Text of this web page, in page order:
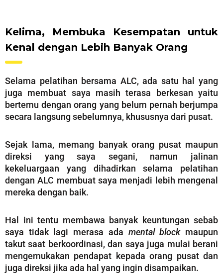
Kelima, Membuka Kesempatan untuk
Kenal dengan Lebih Banyak Orang
Selama pelatihan bersama ALC, ada satu hal yang
juga membuat saya masih terasa berkesan yaitu
bertemu dengan orang yang belum pernah berjumpa
secara langsung sebelumnya, khususnya dari pusat.
Sejak lama, memang banyak orang pusat maupun
direksi yang saya segani, namun jalinan
kekeluargaan yang dihadirkan selama pelatihan
dengan ALC membuat saya menjadi lebih mengenal
mereka dengan baik.
Hal ini tentu membawa banyak keuntungan sebab
saya tidak lagi merasa ada mental blockmaupun
takut saat berkoordinasi, dan saya juga mulai berani
mengemukakan pendapat kepada orang pusat dan
juga direksi jika ada hal yang ingin disampaikan.